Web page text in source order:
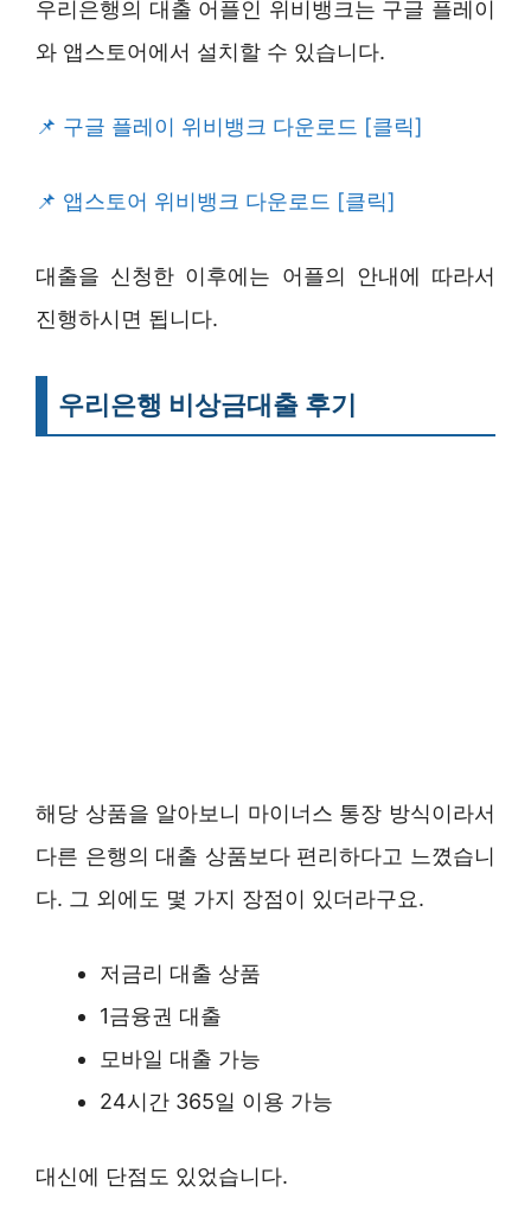
우리은행의 대출 어플인 위비뱅크는 구글 플레이
와 앱스토어에서 설치할 수 있습니다.
구글 플레이 위비뱅크 다운로드 [클릭]
앱스토어 위비뱅크 다운로드 [클릭]
대출을 신청한 이후에는 어플의 안내에 따라서
진행하시면 됩니다.
우리은행 비상금대출 후기
해당 상품을 알아보니 마이너스 통장 방식이라서
다른 은행의 대출 상품보다 편리하다고 느꼈습니
다. 그 외에도 몇 가지 장점이 있더라구요.
저금리 대출 상품
1금융권 대출
모바일 대출 가능
24시간 365일 이용 가능
대신에 단점도 있었습니다.